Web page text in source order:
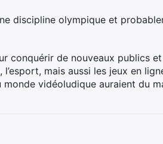
discipline olympique et
conquérir de nouveaux publics
mais aussi les jeux en
vidéoludique auraient du